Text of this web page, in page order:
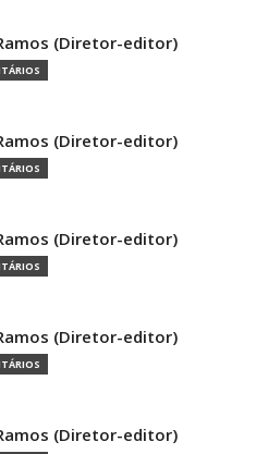
(Diretor-editor)
(Diretor-editor)
(Diretor-editor)
(Diretor-editor)
(Diretor-editor)